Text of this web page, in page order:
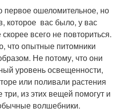
первое ошеломительное, но
которое вас было, у вас
всего не повториться.
что опытные питомники
Не потому, что они
уровень освещенности,
или поливали растения
из этих вещей помогут и
волшебники.